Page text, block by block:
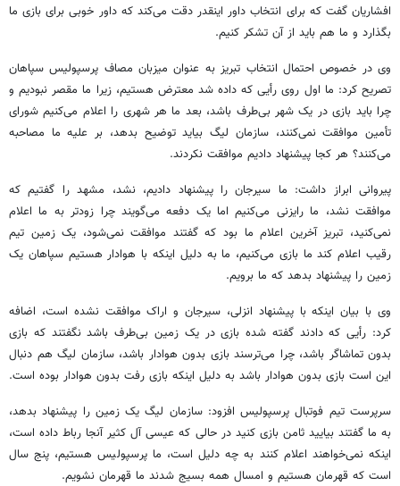
افشاریان گفت که برای انتخاب داور اینقدر دقت می‌کند که داور خوبی برای بازی ما
بگذارد و ما هم باید از آن تشکر کنیم.
وی در خصوص احتمال انتخاب تبریز به عنوان میزبان مصاف پرسپولیس سپاهان
تصریح کرد: ما اول روی رأیی که داده شد معترض هستیم، زیرا ما مقصر نبودیم و
چرا باید بازی در یک شهر بی‌طرف باشد، بعد ما هر شهری را اعلام می‌کنیم شورای
تأمین موافقت نمی‌کنند، سازمان لیگ بیاید توضیح بدهد، بر علیه ما مصاحبه
می‌کنند؟ هر کجا پیشنهاد دادیم موافقت نکردند.
پیروانی ابراز داشت: ما سیرجان را پیشنهاد دادیم، نشد، مشهد را گفتیم که
موافقت نشد، ما رایزنی می‌کنیم اما یک دفعه می‌گویند چرا زودتر به ما اعلام
نمی‌کنید، تبریز آخرین اعلام ما بود که گفتند موافقت نمی‌شود، یک زمین تیم
رقیب اعلام کند ما بازی می‌کنیم، ما به دلیل اینکه با هوادار هستیم سپاهان یک
زمین را پیشنهاد بدهد که ما برویم.
وی با بیان اینکه با پیشنهاد انزلی، سیرجان و اراک موافقت نشده است، اضافه
کرد: رأیی که دادند گفته شده بازی در یک زمین بی‌طرف باشد نگفتند که بازی
بدون تماشاگر باشد، چرا می‌ترسند بازی بدون هوادار باشد، سازمان لیگ هم دنبال
این است بازی بدون هوادار باشد به دلیل اینکه بازی رفت بدون هوادار بوده است.
سرپرست تیم فوتبال پرسپولیس افزود: سازمان لیگ یک زمین را پیشنهاد بدهد،
به ما گفتند بیایید ثامن بازی کنید در حالی که عیسی آل کثیر آنجا رباط داده است،
اینکه نمی‌خواهند اعلام کنند به چه دلیل است، ما پرسپولیس هستیم، پنج سال
است که قهرمان هستیم و امسال همه بسیج شدند ما قهرمان نشویم.